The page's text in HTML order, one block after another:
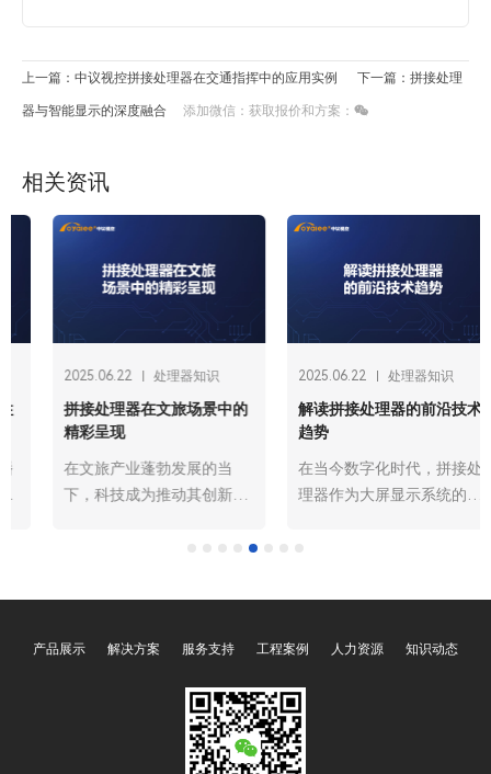
上一篇：中议视控拼接处理器在交通指挥中的应用实例 下一篇：拼接处理
器与智能显示的深度融合 添加微信：获取报价和方案：
相关资讯
2025.06.22 处理器知识
拼接处理器在文旅场景中的
精彩呈现
在文旅产业蓬勃发展的当
下，科技成为推动其创新变
式结构8进12出OY-
1224M，20进16出OY-
7676M。一体式结构常见的
4进4出OY-04049C，4进12
2025.06.22 处理器知识
解读拼接处理器的前沿技术
在当今数字化时代，拼接处
理器作为大屏显示系统的核
用。随着科技的飞速进步，
方向发展，展现出令人瞩目
产品展示 解决方案 服务支持 工程案例 人力资源 知识动态